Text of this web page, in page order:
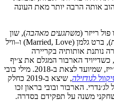
אותה הרבה יותר מאת העונה
פול רייזר (משתגעים מאהבה), שון
), ברט גלמן (Married, Love) ו–וויל
נותנת אותותיה בקריירה
, כשדייויד הארבור המגלם את צ׳יף
שמיועד לצאת ב-2018. מילי בובי
לגודזילה, שיצא ב-2019
כחלק
לג׳נדרי. הארבור ובובי בראון זכו
משנה על תפקידם בסדרה.